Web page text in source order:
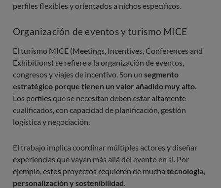
perfiles flexibles y orientados a nichos específicos.
Organización de eventos y turismo MICE
El turismo MICE (Meetings, Incentives, Conferences and
Exhibitions) se refiere a la organización de eventos,
congresos y viajes de incentivo. Son un segmento
estratégico porque tienen un valor añadido muy alto.
Los perfiles que se necesitan deben estar altamente
cualificados, con capacidad de planificación, gestión
logística y negociación.
El trabajo implica coordinar múltiples actores y diseñar
experiencias que vayan más allá del evento en sí. Por
ejemplo, estos proyectos requieren de mucha tecnología,
personalización y sostenibilidad.